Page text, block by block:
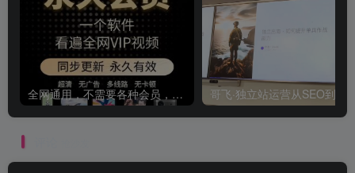
全网通用，不需要各种会员，再也不缺电影看！！